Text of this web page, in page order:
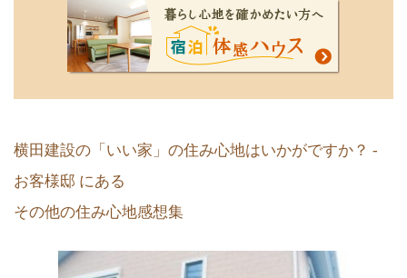
横田建設の「いい家」の住み心地はいかがですか？ -
お客様邸 にある
その他の住み心地感想集